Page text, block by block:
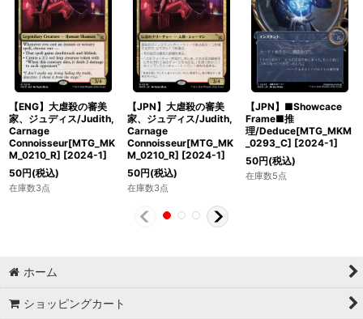
【ENG】大虐殺の審美
家、ジュディス/Judith,
Carnage
Connoisseur[MTG_MK
M_0210_R] [2024-1]
50円(税込)
在庫数3点
【JPN】大虐殺の審美
家、ジュディス/Judith,
Carnage
Connoisseur[MTG_MK
M_0210_R] [2024-1]
50円(税込)
在庫数3点
【JPN】■Showcace
Frame■推
理/Deduce[MTG_MKM
_0293_C] [2024-1]
50円(税込)
在庫数5点
ホーム
ショッピングカート